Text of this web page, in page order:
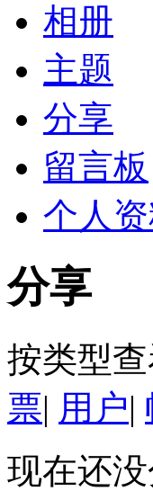
相册
主题
分享
留言板
个人
分享
按类型
票| 用户|
现在还